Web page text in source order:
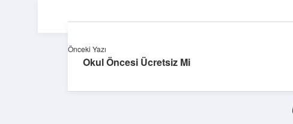
Önceki Yazı
Okul Öncesi Ücretsiz Mi